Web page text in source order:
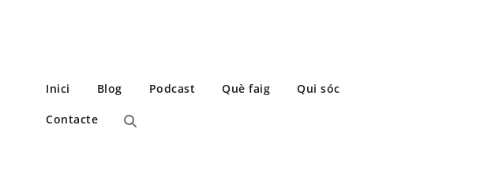
Inici Blog Podcast Què faig Qui sóc
Contacte